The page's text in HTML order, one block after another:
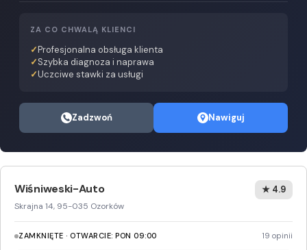
ZA CO CHWALĄ KLIENCI
Profesjonalna obsługa klienta
Szybka diagnoza i naprawa
Uczciwe stawki za usługi
Zadzwoń Nawiguj
Wiśniweski-Auto
Skrajna 14, 95-035 Ozorków
★ 4.9
ZAMKNIĘTE · OTWARCIE: PON 09:00 19 opinii